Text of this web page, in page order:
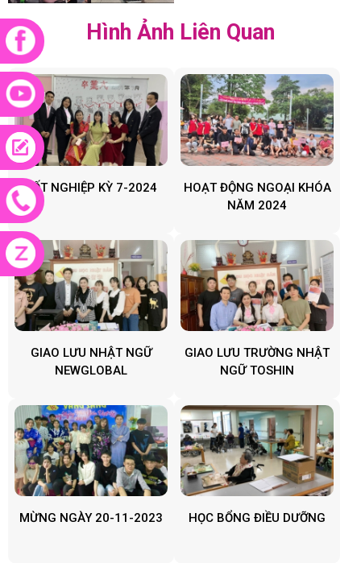
Hình Ảnh Liên Quan
TỐT NGHIỆP KỲ 7-2024
HOẠT ĐỘNG NGOẠI KHÓA
NĂM 2024
GIAO LƯU NHẬT NGỮ
NEWGLOBAL
GIAO LƯU TRƯỜNG NHẬT
NGỮ TOSHIN
MỪNG NGÀY 20-11-2023 HỌC BỔNG ĐIỀU DƯỠNG